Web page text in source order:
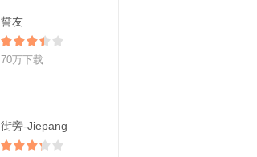
誓友
70万下载
街旁-Jiepang